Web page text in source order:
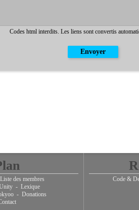
Codes html interdits. Les liens sont convertis
Liste des membres
- Lexique
- Donations
Code &